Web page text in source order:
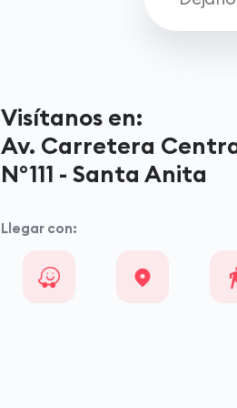
Visítanos en:
Av. Carretera
N°111 - Santa Anita
Llegar con: